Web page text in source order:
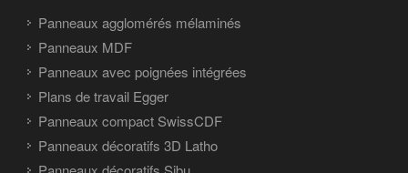
Panneaux agglomérés mélaminés
Panneaux MDF
Panneaux avec poignées intégrées
Plans de travail Egger
Panneaux compact SwissCDF
Panneaux décoratifs 3D Latho